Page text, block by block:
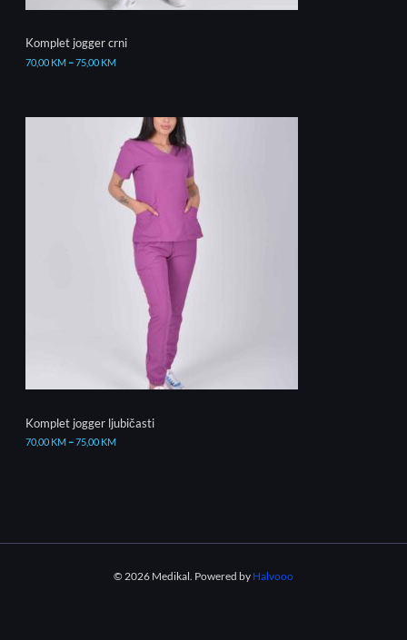
Komplet jogger crni
70,00 KM–75,00 KM
Komplet jogger ljubičasti
70,00 KM–75,00 KM
© 2026 Medikal. Powered by Halvooo